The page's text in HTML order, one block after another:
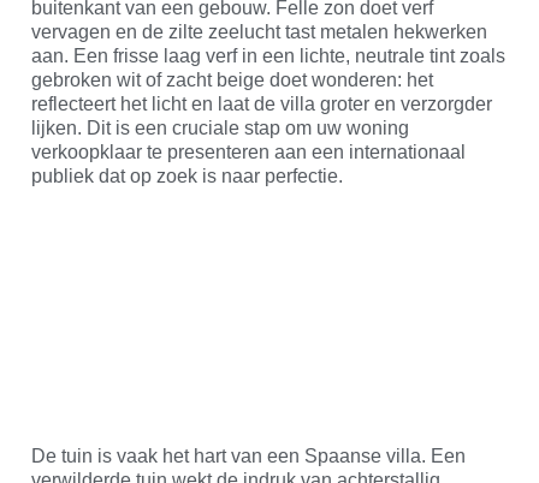
buitenkant van een gebouw. Felle zon doet verf
vervagen en de zilte zeelucht tast metalen hekwerken
aan. Een frisse laag verf in een lichte, neutrale tint zoals
gebroken wit of zacht beige doet wonderen: het
reflecteert het licht en laat de villa groter en verzorgder
lijken. Dit is een cruciale stap om uw woning
verkoopklaar te presenteren aan een internationaal
publiek dat op zoek is naar perfectie.
De tuin is vaak het hart van een Spaanse villa. Een